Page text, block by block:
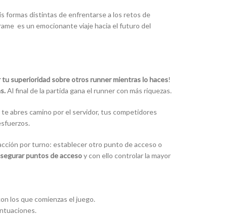
formas distintas de enfrentarse a los retos de
es un emocionante viaje hacia el futuro del
superioridad sobre otros runner mientras lo haces!
Al final de la partida gana el runner con más riquezas.
abres camino por el servidor, tus competidores
por turno: establecer otro punto de acceso o
puntos de accesoy con ello controlar la mayor
los que comienzas el juego.